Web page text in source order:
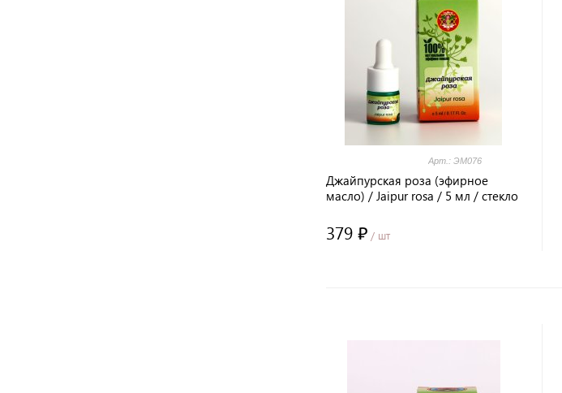
Арт.: ЭМ076
Джайпурская роза (эфирное
масло) / Jaipur rosa / 5 мл / стекло
379 ₽ / шт